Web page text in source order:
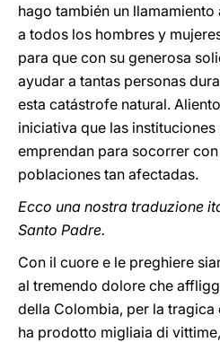
hago también un
a todos los hombres y
para que con su generosa
ayudar a tantas personas
esta catástrofe natural.
iniciativa que las
emprendan para socorrer
poblaciones tan afectadas.
Ecco una nostra traduzione
Santo Padre.
Con il cuore e le preghiere
al tremendo dolore che
della Colombia, per la
ha prodotto migliaia di